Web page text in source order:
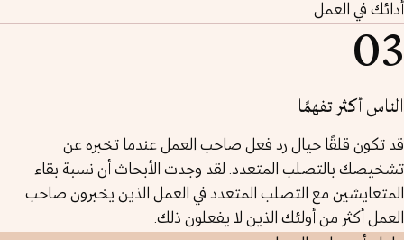
أدائك في العمل.
03
الناس أكثر تفهمًا
قد تكون قلقًا حيال رد فعل صاحب العمل عندما تخبره عن
تشخيصك بالتصلب المتعدد. لقد وجدت الأبحاث أن نسبة بقاء
المتعايشين مع التصلب المتعدد في العمل الذين يخبرون صاحب
العمل أكثر من أولئك الذين لا يفعلون ذلك.